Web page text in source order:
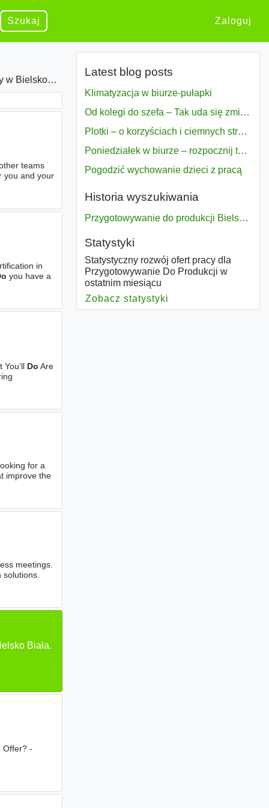
Szukaj Zaloguj
Biała
teams
you and your
in
you have a
Do Are
for a
improve the
meetings.
Biała.
Offer? -
Latest blog posts
Klimatyzacja w biurze-pułapki
Od kolegi do szefa – Tak uda się zmiana bezproblemowo
Plotki – o korzyściach i ciemnych stronach
Poniedziałek w biurze – rozpocznij tydzień w pełni zmotywowany
Pogodzić wychowanie dzieci z pracą
Historia wyszukiwania
Przygotowywanie do produkcji Bielsko biała
Statystyki
Statystyczny rozwój ofert pracy dla
Przygotowywanie Do Produkcji w
ostatnim miesiącu
Zobacz statystyki